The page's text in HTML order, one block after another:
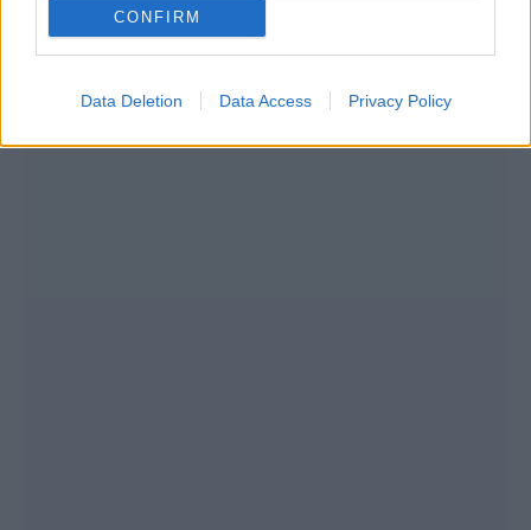
CONFIRM
Data Deletion Data Access Privacy Policy
Τζεφ Μοντάνα: «Κανένας δεν μπορεί
να σου πει ποιος είσαι»